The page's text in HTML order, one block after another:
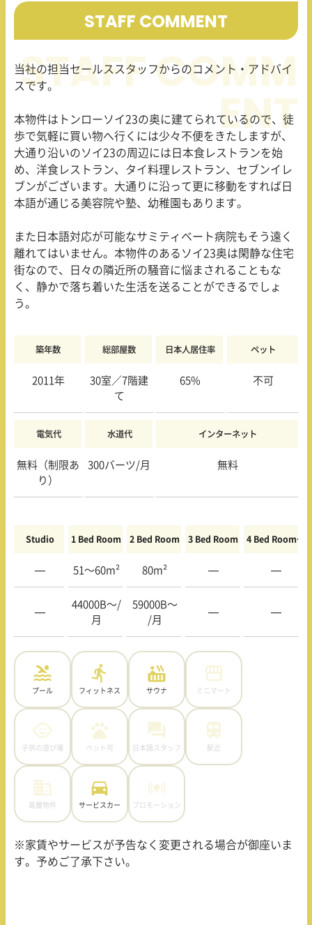
STAFF COMMENT
当社の担当セールススタッフからのコメント・アドバイ
スです。
本物件はトンローソイ23の奥に建てられているので、徒
歩で気軽に買い物へ行くには少々不便をきたしますが、
大通り沿いのソイ23の周辺には日本食レストランを始
め、洋食レストラン、タイ料理レストラン、セブンイレ
ブンがございます。大通りに沿って更に移動をすれば日
本語が通じる美容院や塾、幼稚園もあります。
また日本語対応が可能なサミティベート病院もそう遠く
離れてはいません。本物件のあるソイ23奥は閑静な住宅
街なので、日々の隣近所の騒音に悩まされることもな
く、静かで落ち着いた生活を送ることができるでしょ
う。
築年数 総部屋数 日本人居住率 ペット
2011年
30室／7階建
て
65% 不可
電気代 水道代 インターネット
無料（制限あ
り）
300バーツ/月 無料
Studio 1 Bed Room 2 Bed Room 3 Bed Room 4 Bed Room〜
— 51〜60m² 80m² — —
—
44000B〜/
月
59000B〜
/月
— —
プール フィットネス サウナ ミニマート
子供の遊び場 ペット可 日本語スタッフ 駅近
高層物件 サービスカー プロモーション
※家賃やサービスが予告なく変更される場合が御座いま
す。予めご了承下さい。